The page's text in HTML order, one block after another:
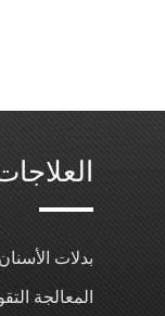
بدلات الأسنان
المعالجة